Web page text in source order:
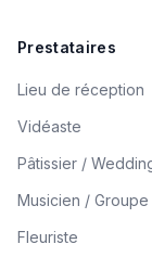
Prestataires
Lieu de réception
Vidéaste
Pâtissier /
Musicien / Groupe
Fleuriste